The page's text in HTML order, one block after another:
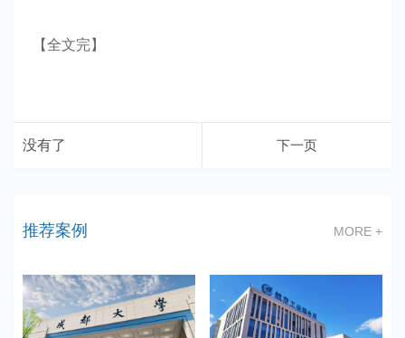
【全文完】
没有了 下一页
推荐案例 MORE +